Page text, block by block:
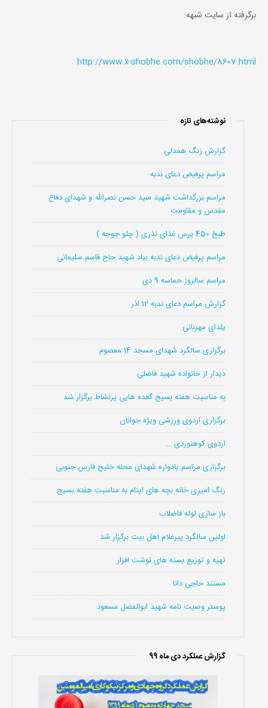
برگرفته از سایت شبهه:
http://www.x-shobhe.com/shobhe/8607.html
نوشته‌های تازه
گزارش زنگ همدلی
مراسم پرفیض دعای ندبه
مراسم بزرگداشت شهید سید حسن نصرالله و شهدای دفاع
مقدس و مقاومت
طبخ 450 پرس غذای نذری ( چلو جوجه )
مراسم پرفیض دعای ندبه بیاد شهید حاج قاسم سلیمانی
مراسم سالروز حماسه 9 دی
گزارش مراسم دعای ندبه 12 اذر
یلدای مهربانی
برگزاری سالگرد شهدای مسجد 14 معصوم
دیدار از خانواده شهید فاضلی
به مناسبت هفته بسیج گعده هایی پرنشاط برگزار شد
برگزاری اردوی ورزشی ویژه جوانان
اردوی کوهنوردی …
برگزاری مراسم یادواره شهدای محله خلیج فارس جنوبی
رنگ امیزی خانه بچه های ایتام به مناسبت هفته بسیج
باز سازی لوله فاضلاب
اولین سالگرد پیرغلام اهل بیت برگزار شد
تهیه و توزیع بسته های نوشت افزار
مستند حاجی دانا
پوستر وصیت نامه شهید ابوالفضل مسعود
گزارش عملکرد دی ماه 99